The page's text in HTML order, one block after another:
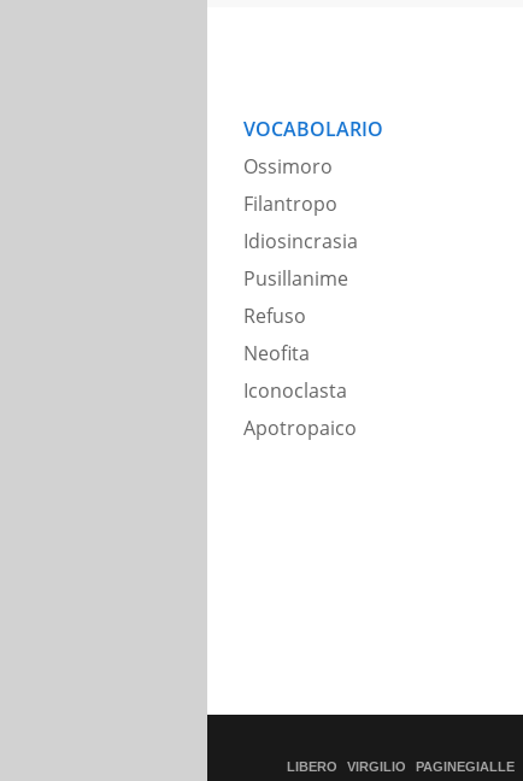
VOCABOLARIO
Ossimoro
Filantropo
Idiosincrasia
Pusillanime
Refuso
Neofita
Iconoclasta
Apotropaico
LIBERO VIRGILIO PAGINEGIALLE